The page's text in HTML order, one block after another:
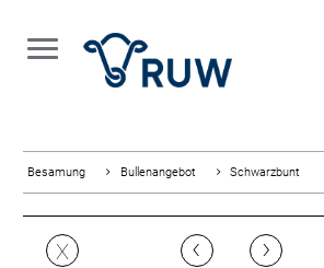
Besamung Bullenangebot Schwarzbunt
X ‹ ›